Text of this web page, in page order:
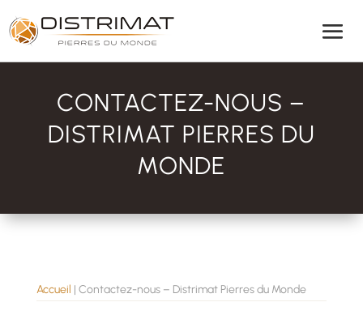
CONTACTEZ-NOUS –
DISTRIMAT PIERRES DU
MONDE
Accueil | Contactez-nous – Distrimat Pierres du Monde